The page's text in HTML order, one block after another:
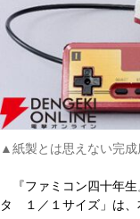
▲紙製とは思えない完成
『ファミコン四十年
タ １／１サイズ」は、